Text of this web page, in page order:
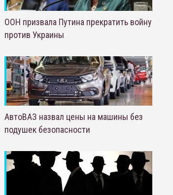
ООН призвала Путина прекратить войну
против Украины
АвтоВАЗ назвал цены на машины без
подушек безопасности